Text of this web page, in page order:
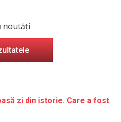
noutăți
zi din istorie. Care a fost